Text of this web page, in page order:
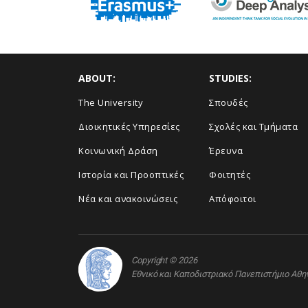
ABOUT:
The University
Διοικητικές Υπηρεσίες
Κοινωνική Δράση
Ιστορία και Προοπτικές
Νέα και ανακοινώσεις
STUDIES:
Σπουδές
Σχολές και Τμήματα
Έρευνα
Φοιτητές
Απόφοιτοι
Copyright © 2026
Εθνικό και Καποδιστριακό Πανεπιστήμιο